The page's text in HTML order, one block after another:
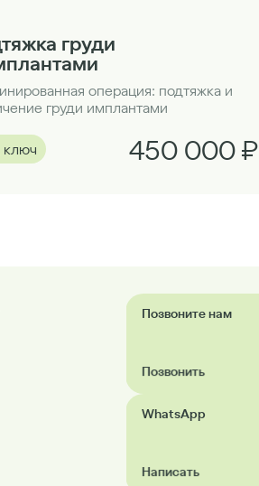
груди
операция: подтяжка и
груди имплантами
450 000 ₽
Позвоните нам
Позвонить
WhatsApp
Написать